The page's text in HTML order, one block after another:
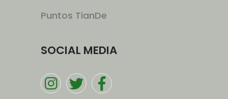
Puntos TianDe
SOCIAL MEDIA